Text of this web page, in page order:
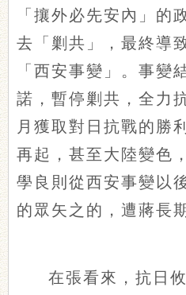
「攘外必先安內」的
去「剿共」，最終導
「西安事變」。事變
諾，暫停剿共，全力
月獲取對日抗戰的勝
再起，甚至大陸變色
學良則從西安事變以
的眾矢之的，遭蔣長
在張看來，抗日